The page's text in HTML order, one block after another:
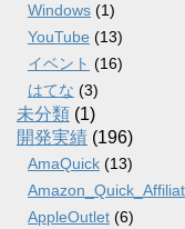
Windows (1)
YouTube (13)
イベント (16)
はてな (3)
未分類 (1)
開発実績 (196)
AmaQuick (13)
AppleOutlet (6)